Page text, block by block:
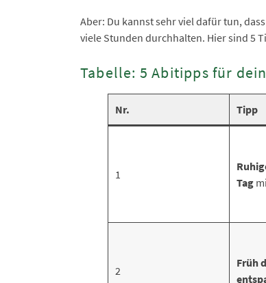
Aber: Du kannst sehr viel dafür tun,
viele Stunden durchhalten. Hier sind 5
Tabelle: 5 Abitipps für
Nr. Tipp
1
Tag
2
Früh